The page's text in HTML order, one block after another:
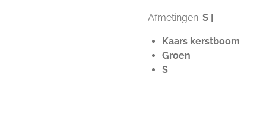
Afmetingen: S |
Kaars kerstboom
Groen
S